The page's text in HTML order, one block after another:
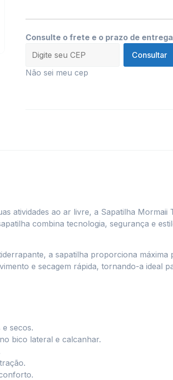
Consulte o frete e o prazo de
Consultar
Não sei meu cep
atividades ao ar livre, a Sapatilha Mormaii
combina tecnologia, segurança e
a sapatilha proporciona máxima
e secagem rápida, tornando-a ideal
secos.
bico lateral e calcanhar.